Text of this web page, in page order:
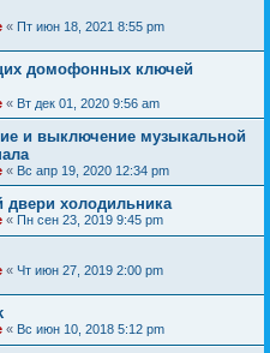
« Пт июн 18, 2021 8:55 pm
домофонных ключей
« Вт дек 01, 2020 9:56 am
и выключение музыкальной
« Вс апр 19, 2020 12:34 pm
двери холодильника
« Пн сен 23, 2019 9:45 pm
« Чт июн 27, 2019 2:00 pm
« Вс июн 10, 2018 5:12 pm